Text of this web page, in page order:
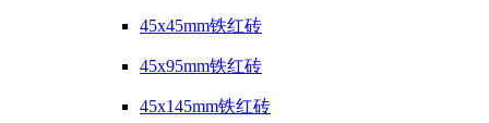
45x45mm铁红砖
45x95mm铁红砖
45x145mm铁红砖